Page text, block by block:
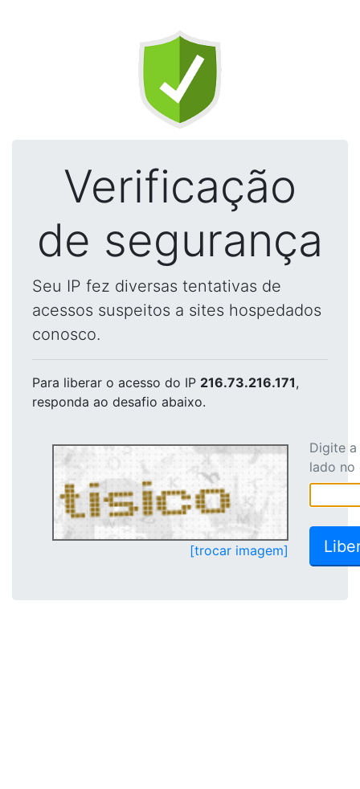
Verificação
de segurança
Seu IP fez diversas tentativas de
acessos suspeitos a sites hospedados
conosco.
Para liberar o acesso do IP 216.73.216.171,
responda ao desafio abaixo.
[trocar imagem]
Digite
lado no